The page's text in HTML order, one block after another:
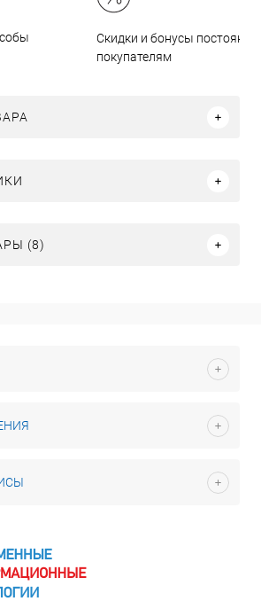
Скидки и бонусы
покупателям
(8)